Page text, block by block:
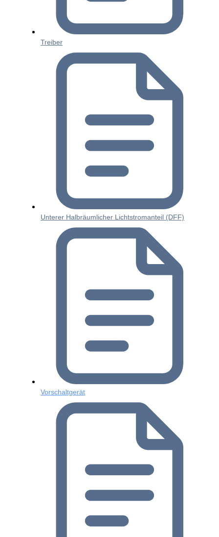
Treiber
Unterer Halbräumlicher Lichtstromanteil (DFF)
Vorschaltgerät